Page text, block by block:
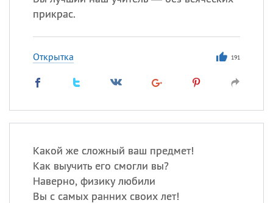
прикрас.
Открытка 191
Какой же сложный ваш предмет!
Как выучить его смогли вы?
Наверно, физику любили
Вы с самых ранних своих лет!